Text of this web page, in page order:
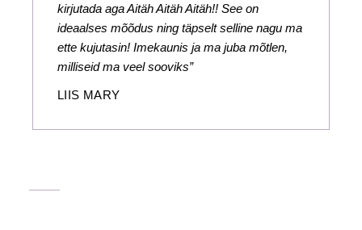
kirjutada aga Aitäh Aitäh Aitäh!! See on
ideaalses mõõdus ning täpselt selline nagu ma
ette kujutasin! Imekaunis ja ma juba mõtlen,
milliseid ma veel sooviks”
LIIS MARY